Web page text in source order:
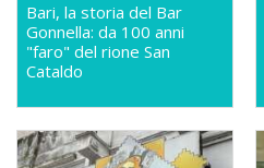
Bari, la storia del Bar
Gonnella: da 100 anni
"faro" del rione San
Cataldo